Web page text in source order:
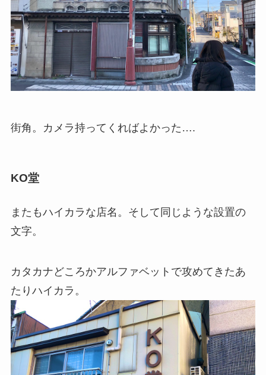
街角。カメラ持ってくればよかった….
KO堂
またもハイカラな店名。そして同じような設置の
文字。
カタカナどころかアルファベットで攻めてきたあ
たりハイカラ。